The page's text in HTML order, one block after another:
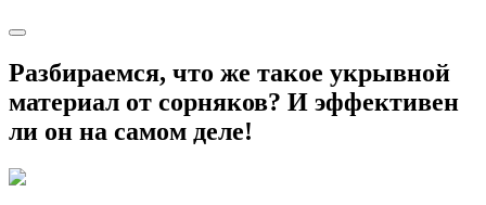
Разбираемся, что же такое укрывной
материал от сорняков? И эффективен
ли он на самом деле!